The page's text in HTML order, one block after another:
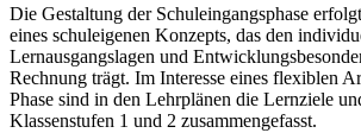
Die Gestaltung der Schuleingangsphase
eines schuleigenen Konzepts, das den
Lernausgangslagen und
Rechnung trägt. Im Interesse eines flexiblen
Phase sind in den Lehrplänen die Lernziele
Klassenstufen 1 und 2 zusammengefasst.